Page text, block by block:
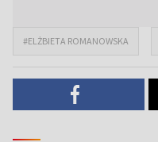
#ELŻBIETA ROMANOWSKA